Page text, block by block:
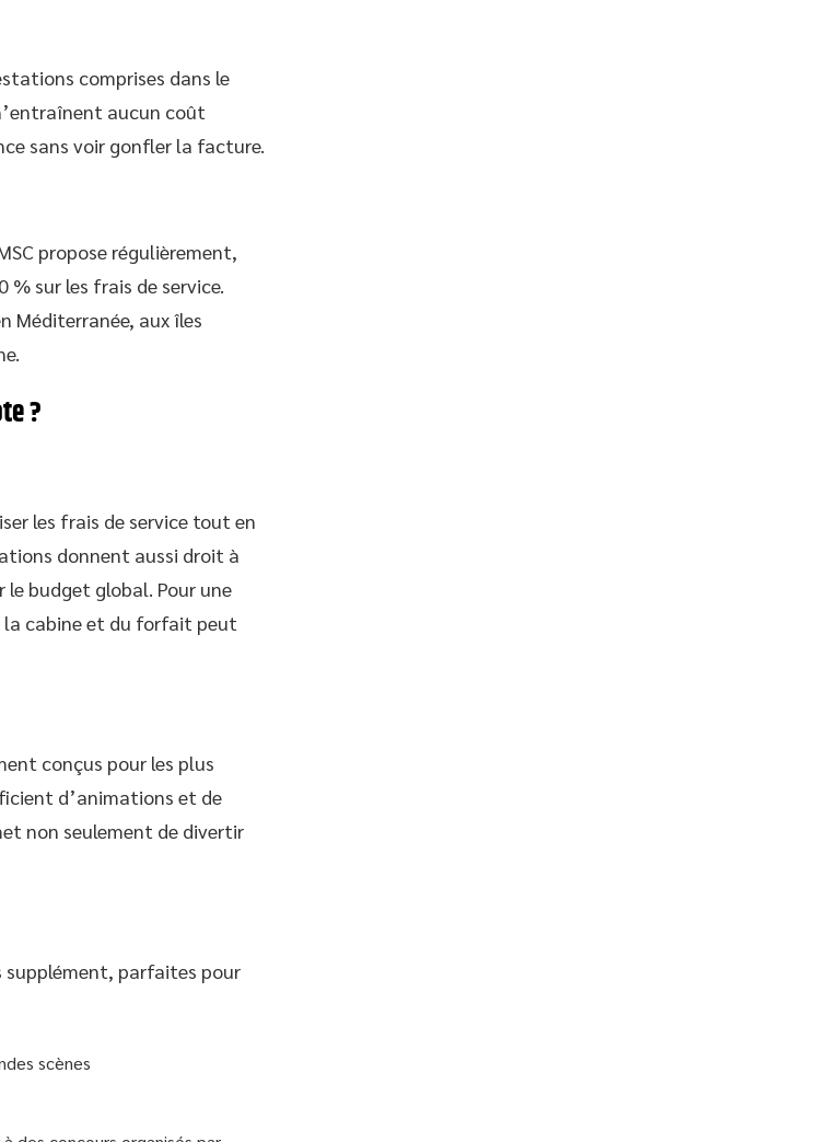
comprises dans le
aucun coût
sans voir gonfler la facture.
propose régulièrement,
sur les frais de service.
Méditerranée, aux îles
?
les frais de service tout en
donnent aussi droit à
budget global. Pour une
la cabine et du forfait peut
conçus pour les plus
d’animations et de
non seulement de divertir
supplément, parfaites pour
scènes